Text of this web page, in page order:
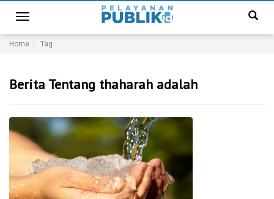
Toggle
navigation
Home Tag
Berita Tentang thaharah adalah